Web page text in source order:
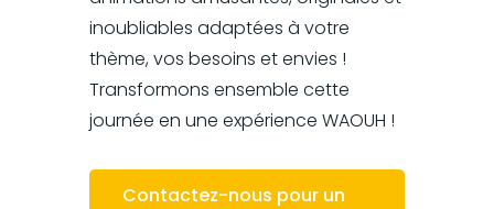
inoubliables adaptées à votre
thème, vos besoins et envies !
Transformons ensemble cette
journée en une expérience WAOUH !
Contactez-nous pour un